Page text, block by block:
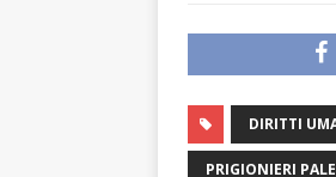
DIRITTI
PRIGIONIERI